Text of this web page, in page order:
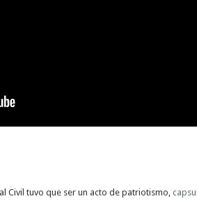
Civil tuvo que ser un acto de patriotismo,